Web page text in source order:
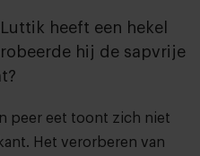
heeft een hekel
hij de sapvrije
peer eet toont zich niet
Het verorberen van